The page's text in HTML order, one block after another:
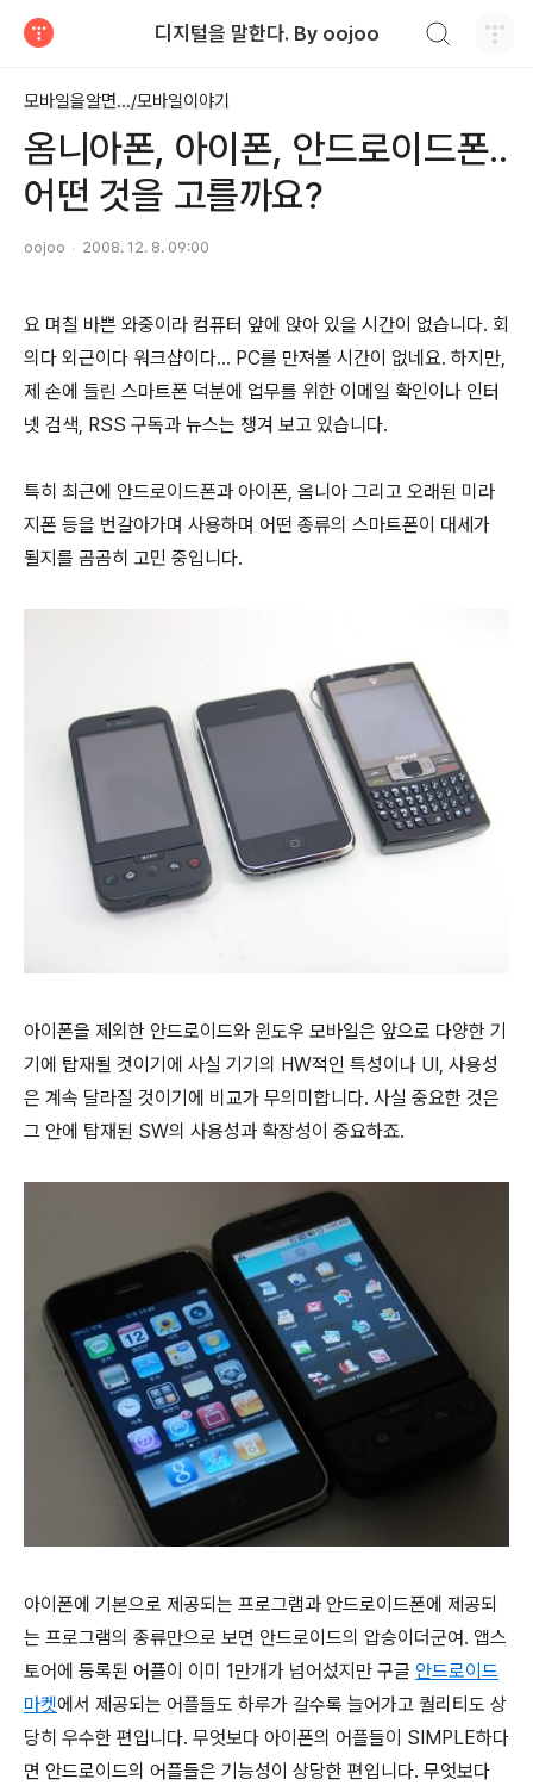
디지털을 말한다. By oojoo
모바일을알면.../모바일이야기
옴니아폰, 아이폰, 안드로이드폰..
어떤 것을 고를까요?
oojoo 2008. 12. 8. 09:00
요 며칠 바쁜 와중이라 컴퓨터 앞에 앉아 있을 시간이 없습니다. 회
의다 외근이다 워크샵이다... PC를 만져볼 시간이 없네요. 하지만,
제 손에 들린 스마트폰 덕분에 업무를 위한 이메일 확인이나 인터
넷 검색, RSS 구독과 뉴스는 챙겨 보고 있습니다.
특히 최근에 안드로이드폰과 아이폰, 옴니아 그리고 오래된 미라
지폰 등을 번갈아가며 사용하며 어떤 종류의 스마트폰이 대세가
될지를 곰곰히 고민 중입니다.
아이폰을 제외한 안드로이드와 윈도우 모바일은 앞으로 다양한 기
기에 탑재될 것이기에 사실 기기의 HW적인 특성이나 UI, 사용성
은 계속 달라질 것이기에 비교가 무의미합니다. 사실 중요한 것은
그 안에 탑재된 SW의 사용성과 확장성이 중요하죠.
아이폰에 기본으로 제공되는 프로그램과 안드로이드폰에 제공되
는 프로그램의 종류만으로 보면 안드로이드의 압승이더군여. 앱스
토어에 등록된 어플이 이미 1만개가 넘어섰지만 구글 안드로이드
마켓에서 제공되는 어플들도 하루가 갈수록 늘어가고 퀄리티도 상
당히 우수한 편입니다. 무엇보다 아이폰의 어플들이 SIMPLE하다
면 안드로이드의 어플들은 기능성이 상당한 편입니다. 무엇보다